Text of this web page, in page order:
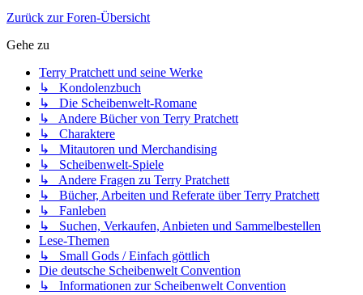
Zurück zur Foren-Übersicht
Gehe zu
Terry Pratchett und seine Werke
↳ Kondolenzbuch
↳ Die Scheibenwelt-Romane
↳ Andere Bücher von Terry Pratchett
↳ Charaktere
↳ Mitautoren und Merchandising
↳ Scheibenwelt-Spiele
↳ Andere Fragen zu Terry Pratchett
↳ Bücher, Arbeiten und Referate über Terry Pratchett
↳ Fanleben
↳ Suchen, Verkaufen, Anbieten und Sammelbestellen
Lese-Themen
↳ Small Gods / Einfach göttlich
Die deutsche Scheibenwelt Convention
↳ Informationen zur Scheibenwelt Convention